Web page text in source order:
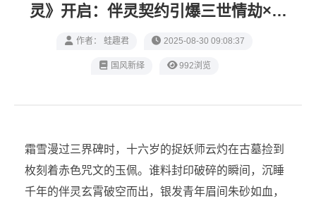
灵》开启：伴灵契约引爆三世情劫×千
年谜局今夜揭晓
作者： 蛙趣君 2025-08-30 09:08:37
‌国风新绎 992浏览
霜雪漫过三界碑时，十六岁的捉妖师云灼在古墓捡到
枚刻着赤色咒文的玉佩。谁料封印破碎的瞬间，沉睡
千年的伴灵玄霄破空而出，银发青年眉间朱砂如血，